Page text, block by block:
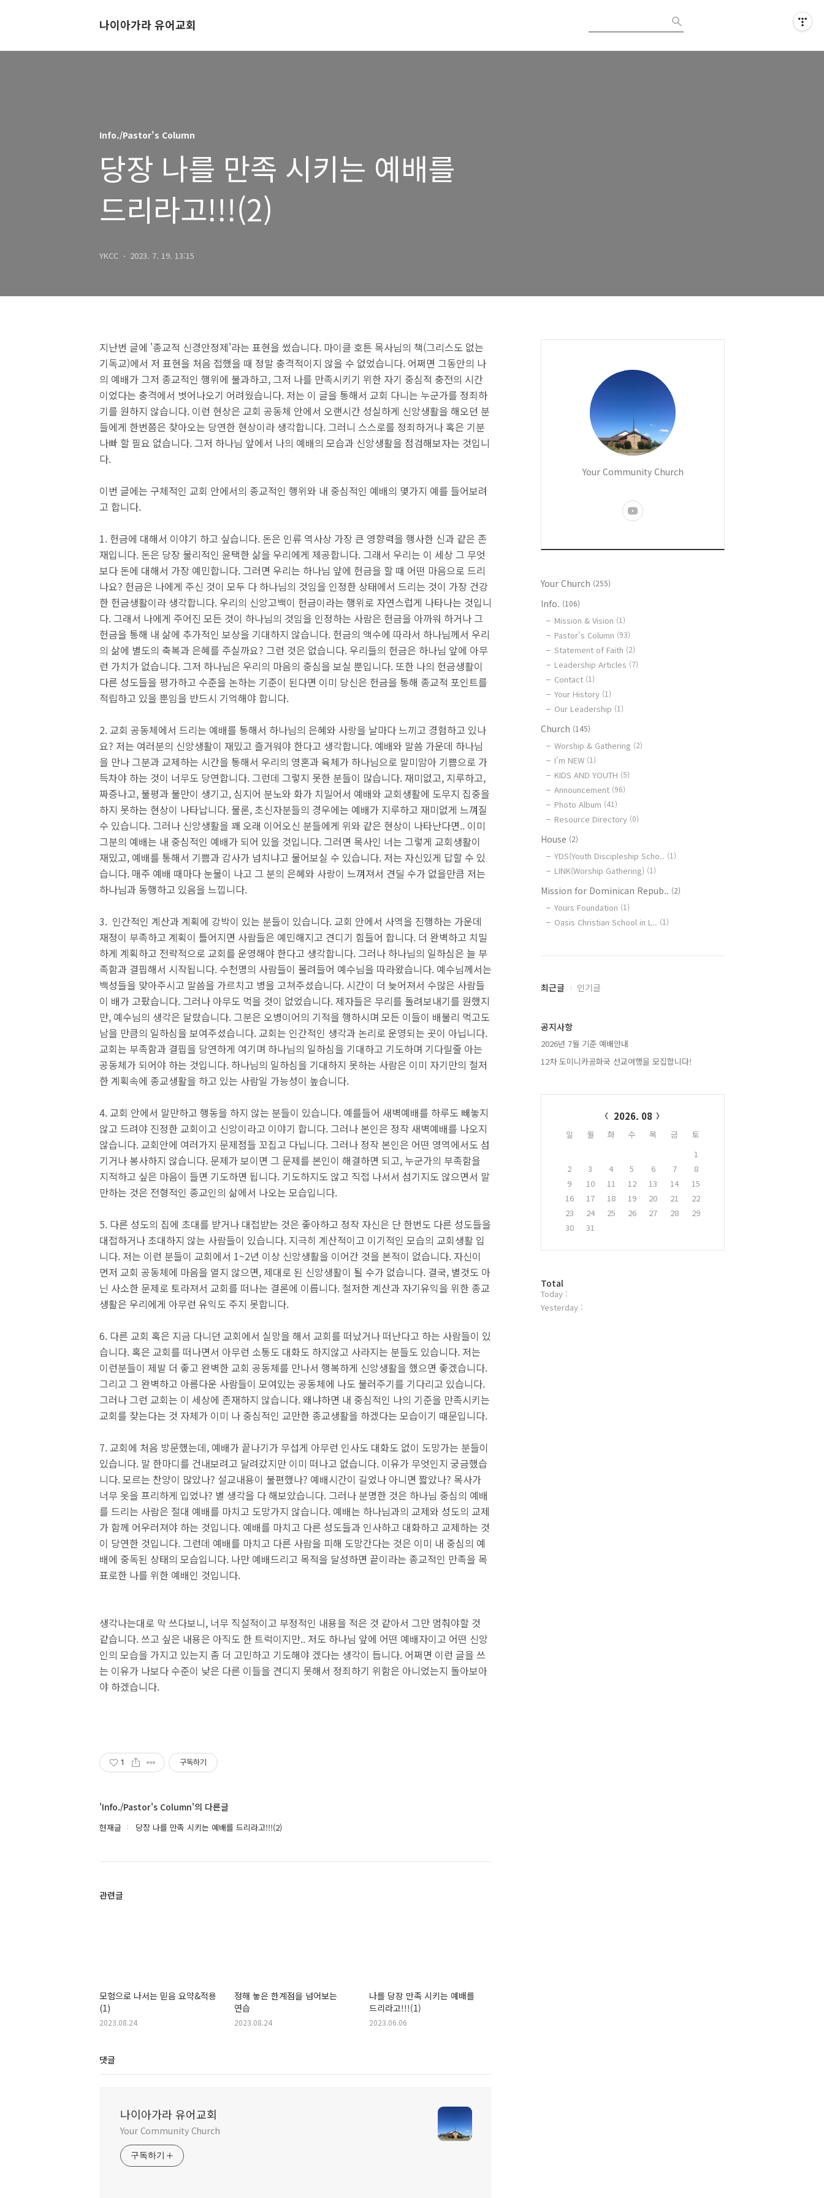
나이아가라 유어교회
Info./Pastor's Column
당장 나를 만족 시키는 예배를
드리라고!!!(2)
YKCC 2023. 7. 19. 13:15
지난번 글에 '종교적 신경안정제'라는 표현을 썼습니다. 마이클 호튼 목사님의 책(그리스도 없는
기독교)에서 저 표현을 처음 접했을 때 정말 충격적이지 않을 수 없었습니다. 어쩌면 그동안의 나
의 예배가 그저 종교적인 행위에 불과하고, 그저 나를 만족시키기 위한 자기 중심적 충전의 시간
이었다는 충격에서 벗어나오기 어려웠습니다. 저는 이 글을 통해서 교회 다니는 누군가를 정죄하
기를 원하지 않습니다. 이런 현상은 교회 공동체 안에서 오랜시간 성실하게 신앙생활을 해오던 분
들에게 한번쯤은 찾아오는 당연한 현상이라 생각합니다. 그러니 스스로를 정죄하거나 혹은 기분
나빠 할 필요 없습니다. 그저 하나님 앞에서 나의 예배의 모습과 신앙생활을 점검해보자는 것입니
다.
이번 글에는 구체적인 교회 안에서의 종교적인 행위와 내 중심적인 예배의 몇가지 예를 들어보려
고 합니다.
1. 헌금에 대해서 이야기 하고 싶습니다. 돈은 인류 역사상 가장 큰 영향력을 행사한 신과 같은 존
재입니다. 돈은 당장 물리적인 윤택한 삶을 우리에게 제공합니다. 그래서 우리는 이 세상 그 무엇
보다 돈에 대해서 가장 예민합니다. 그러면 우리는 하나님 앞에 헌금을 할 때 어떤 마음으로 드리
나요? 헌금은 나에게 주신 것이 모두 다 하나님의 것임을 인정한 상태에서 드리는 것이 가장 건강
한 헌금생활이라 생각합니다. 우리의 신앙고백이 헌금이라는 행위로 자연스럽게 나타나는 것입니
다. 그래서 나에게 주어진 모든 것이 하나님의 것임을 인정하는 사람은 헌금을 아까워 하거나 그
헌금을 통해 내 삶에 추가적인 보상을 기대하지 않습니다. 헌금의 액수에 따라서 하나님께서 우리
의 삶에 별도의 축복과 은혜를 주실까요? 그런 것은 없습니다. 우리들의 헌금은 하나님 앞에 아무
런 가치가 없습니다. 그저 하나님은 우리의 마음의 중심을 보실 뿐입니다. 또한 나의 헌금생활이
다른 성도들을 평가하고 수준을 논하는 기준이 된다면 이미 당신은 헌금을 통해 종교적 포인트를
적립하고 있을 뿐임을 반드시 기억해야 합니다.
2. 교회 공동체에서 드리는 예배를 통해서 하나님의 은혜와 사랑을 날마다 느끼고 경험하고 있나
요? 저는 여러분의 신앙생활이 재밌고 즐거워야 한다고 생각합니다. 예배와 말씀 가운데 하나님
을 만나 그분과 교제하는 시간을 통해서 우리의 영혼과 육체가 하나님으로 말미암아 기쁨으로 가
득차야 하는 것이 너무도 당연합니다. 그런데 그렇지 못한 분들이 많습니다. 재미없고, 지루하고,
짜증나고, 불평과 불만이 생기고, 심지어 분노와 화가 치밀어서 예배와 교회생활에 도무지 집중을
하지 못하는 현상이 나타납니다. 물론, 초신자분들의 경우에는 예배가 지루하고 재미없게 느껴질
수 있습니다. 그러나 신앙생활을 꽤 오래 이어오신 분들에게 위와 같은 현상이 나타난다면.. 이미
그분의 예배는 내 중심적인 예배가 되어 있을 것입니다. 그러면 목사인 너는 그렇게 교회생활이
재밌고, 예배를 통해서 기쁨과 감사가 넘치냐고 물어보실 수 있습니다. 저는 자신있게 답할 수 있
습니다. 매주 예배 때마다 눈물이 나고 그 분의 은혜와 사랑이 느껴져서 견딜 수가 없을만큼 저는
하나님과 동행하고 있음을 느낍니다.
3. 인간적인 계산과 계획에 강박이 있는 분들이 있습니다. 교회 안에서 사역을 진행하는 가운데
재정이 부족하고 계획이 틀어지면 사람들은 예민해지고 견디기 힘들어 합니다. 더 완벽하고 치밀
하게 계획하고 전략적으로 교회를 운영해야 한다고 생각합니다. 그러나 하나님의 일하심은 늘 부
족함과 결핍해서 시작됩니다. 수천명의 사람들이 몰려들어 예수님을 따라왔습니다. 예수님께서는
백성들을 맞아주시고 말씀을 가르치고 병을 고쳐주셨습니다. 시간이 더 늦어져서 수많은 사람들
이 배가 고팠습니다. 그러나 아무도 먹을 것이 없었습니다. 제자들은 무리를 돌려보내기를 원했지
만, 예수님의 생각은 달랐습니다. 그분은 오병이어의 기적을 행하시며 모든 이들이 배불리 먹고도
남을 만큼의 일하심을 보여주셨습니다. 교회는 인간적인 생각과 논리로 운영되는 곳이 아닙니다.
교회는 부족함과 결핍을 당연하게 여기며 하나님의 일하심을 기대하고 기도하며 기다릴줄 아는
공동체가 되어야 하는 것입니다. 하나님의 일하심을 기대하지 못하는 사람은 이미 자기만의 철저
한 계획속에 종교생활을 하고 있는 사람일 가능성이 높습니다.
4. 교회 안에서 말만하고 행동을 하지 않는 분들이 있습니다. 예를들어 새벽예배를 하루도 빼놓지
않고 드려야 진정한 교회이고 신앙이라고 이야기 합니다. 그러나 본인은 정작 새벽예배를 나오지
않습니다. 교회안에 여러가지 문제점들 꼬집고 다닙니다. 그러나 정작 본인은 어떤 영역에서도 섬
기거나 봉사하지 않습니다. 문제가 보이면 그 문제를 본인이 해결하면 되고, 누군가의 부족함을
지적하고 싶은 마음이 들면 기도하면 됩니다. 기도하지도 않고 직접 나서서 섬기지도 않으면서 말
만하는 것은 전형적인 종교인의 삶에서 나오는 모습입니다.
5. 다른 성도의 집에 초대를 받거나 대접받는 것은 좋아하고 정작 자신은 단 한번도 다른 성도들을
대접하거나 초대하지 않는 사람들이 있습니다. 지극히 계산적이고 이기적인 모습의 교회생활 입
니다. 저는 이런 분들이 교회에서 1~2년 이상 신앙생활을 이어간 것을 본적이 없습니다. 자신이
먼저 교회 공동체에 마음을 열지 않으면, 제대로 된 신앙생활이 될 수가 없습니다. 결국, 별것도 아
닌 사소한 문제로 토라져서 교회를 떠나는 결론에 이릅니다. 철저한 계산과 자기유익을 위한 종교
생활은 우리에게 아무런 유익도 주지 못합니다.
6. 다른 교회 혹은 지금 다니던 교회에서 실망을 해서 교회를 떠났거나 떠난다고 하는 사람들이 있
습니다. 혹은 교회를 떠나면서 아무런 소통도 대화도 하지않고 사라지는 분들도 있습니다. 저는
이런분들이 제발 더 좋고 완벽한 교회 공동체를 만나서 행복하게 신앙생활을 했으면 좋겠습니다.
그리고 그 완벽하고 아름다운 사람들이 모여있는 공동체에 나도 불러주기를 기다리고 있습니다.
그러나 그런 교회는 이 세상에 존재하지 않습니다. 왜냐하면 내 중심적인 나의 기준을 만족시키는
교회를 찾는다는 것 자체가 이미 나 중심적인 교만한 종교생활을 하겠다는 모습이기 때문입니다.
7. 교회에 처음 방문했는데, 예배가 끝나기가 무섭게 아무런 인사도 대화도 없이 도망가는 분들이
있습니다. 말 한마디를 건내보려고 달려갔지만 이미 떠나고 없습니다. 이유가 무엇인지 궁금했습
니다. 모르는 찬양이 많았나? 설교내용이 불편했나? 예배시간이 길었나 아니면 짧았나? 목사가
너무 옷을 프리하게 입었나? 별 생각을 다 해보았습니다. 그러나 분명한 것은 하나님 중심의 예배
를 드리는 사람은 절대 예배를 마치고 도망가지 않습니다. 예배는 하나님과의 교제와 성도의 교제
가 함께 어우러져야 하는 것입니다. 예배를 마치고 다른 성도들과 인사하고 대화하고 교제하는 것
이 당연한 것입니다. 그런데 예배를 마치고 다른 사람을 피해 도망간다는 것은 이미 내 중심의 예
배에 중독된 상태의 모습입니다. 나만 예배드리고 목적을 달성하면 끝이라는 종교적인 만족을 목
표로한 나를 위한 예배인 것입니다.
생각나는대로 막 쓰다보니, 너무 직설적이고 부정적인 내용을 적은 것 같아서 그만 멈춰야할 것
같습니다. 쓰고 싶은 내용은 아직도 한 트럭이지만.. 저도 하나님 앞에 어떤 예배자이고 어떤 신앙
인의 모습을 가지고 있는지 좀 더 고민하고 기도해야 겠다는 생각이 듭니다. 어쩌면 이런 글을 쓰
는 이유가 나보다 수준이 낮은 다른 이들을 견디지 못해서 정죄하기 위함은 아니었는지 돌아보아
야 하겠습니다.
1 구독하기
'Info./Pastor's Column'의 다른글
현재글 당장 나를 만족 시키는 예배를 드리라고!!!(2)
관련글
모험으로 나서는 믿음 요약&적용
(1)
2023.08.24
정해 놓은 한계점을 넘어보는
연습
2023.08.24
나를 당장 만족 시키는 예배를
드리라고!!!(1)
2023.06.06
댓글
나이아가라 유어교회
Your Community Church
구독하기
Your Community Church
Your Church (255)
Info. (106)
Mission & Vision (1)
Pastor's Column (93)
Statement of Faith (2)
Leadership Articles (7)
Contact (1)
Your History (1)
Our Leadership (1)
Church (145)
Worship & Gathering (2)
I'm NEW (1)
KIDS AND YOUTH (5)
Announcement (96)
Photo Album (41)
Resource Directory (0)
House (2)
YDS(Youth Discipleship Scho.. (1)
LINK(Worship Gathering) (1)
Mission for Dominican Repub.. (2)
Yours Foundation (1)
Oasis Christian School in L.. (1)
최
과
기
글
최근글 인기글
공지사항
2026년 7월 기준 예배안내
12차 도미니카공화국 선교여행을 모집합니다!
2026. 08
일 월 화 수 목 금
토
1
2
3 4 5 6 7
8
9
10 11 12 13 14
15
16
17 18 19 20 21
22
23
24 25 26 27 28
29
30
31
방
문
자
Total
Today :
Yesterday :